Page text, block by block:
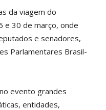
da viagem do
e 30 de março, onde
e senadores,
Parlamentares Brasil-
evento grandes
entidades,